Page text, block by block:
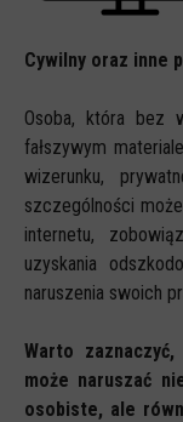
Cywilny oraz inne
Osoba, która bez
fałszywym
wizerunku,
szczególności
internetu,
uzyskania
naruszenia swoich
Warto
może naruszać
osobiste, ale